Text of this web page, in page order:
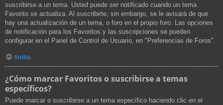
suscribirse a un tema. Usted puede ser notificado cuando un tema
Favorito se actualiza. Al suscribirte, sin embargo, se le avisará de que
hay una actualización de un tema, o foro en el propio foro. Las opciones
de notificación para los Favoritos y las suscripciones se pueden
configurar en el Panel de Control de Usuario, en "Preferencias de Foros".
Arriba
¿Cómo marcar Favoritos o suscribirse a temas
específicos?
Puede marcar o suscribirse a un tema específico haciendo clic en el